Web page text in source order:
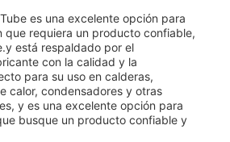
es una excelente opción para
que requiera un producto confiable,
está respaldado por el
con la calidad y la
para su uso en calderas,
calor, condensadores y otras
y es una excelente opción para
busque un producto confiable y